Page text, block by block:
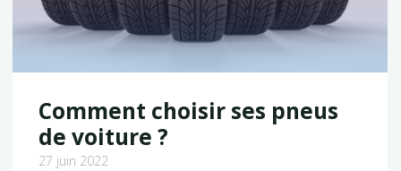
Comment choisir ses pneus
de voiture ?
27 juin 2022